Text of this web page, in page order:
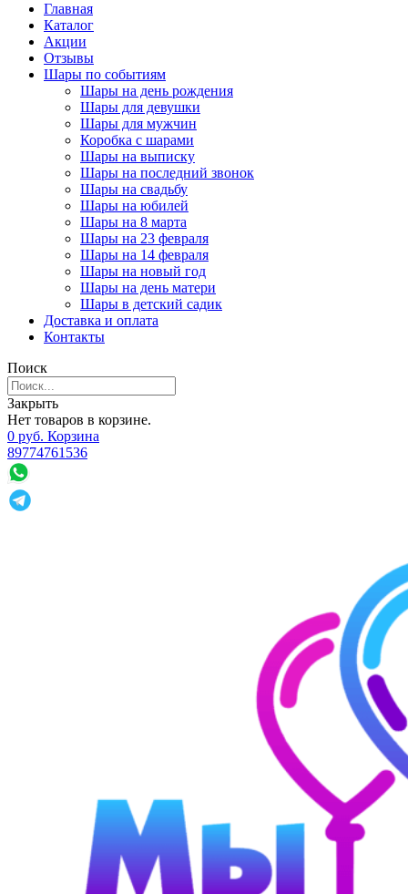
Главная
Каталог
Акции
Отзывы
Шары по событиям
Шары на день рождения
Шары для девушки
Шары для мужчин
Коробка с шарами
Шары на выписку
Шары на последний звонок
Шары на свадьбу
Шары на юбилей
Шары на 8 марта
Шары на 23 февраля
Шары на 14 февраля
Шары на новый год
Шары на день матери
Шары в детский садик
Доставка и оплата
Контакты
Поиск
Закрыть
Нет товаров в корзине.
0 руб. Корзина
89774761536